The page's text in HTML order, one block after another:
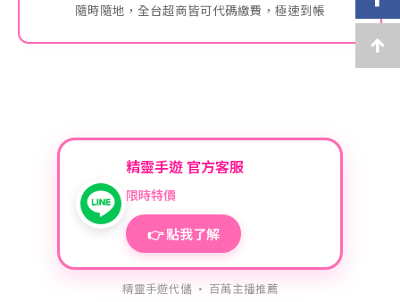
隨時隨地，全台超商皆可代碼繳費，極速到帳
精靈手遊 官方客服
限時特價
👉 點我了解
精靈手遊代儲 · 百萬主播推薦